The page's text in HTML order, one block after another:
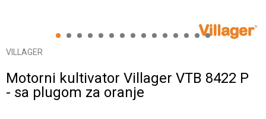
1 2 3 4 5 6 7 8 9 10 11 12 13 1415
VILLAGER
Motorni kultivator Villager VTB 8422 P
- sa plugom za oranje